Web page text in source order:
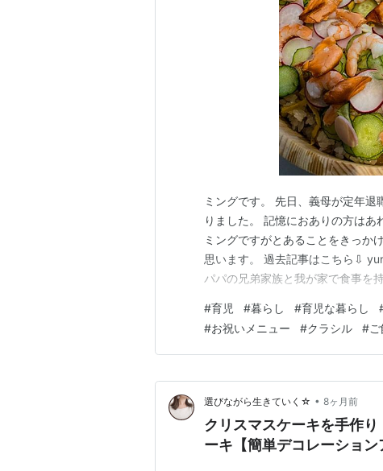
ミングです。 先日、義母が定年
りました。 記憶におありの方は
ミングですがとあることをきっか
思います。 過去記事はこちら⇩
パパの兄弟家族と我が家で食事を
を作っていきたいと思います。 私
作…
#育児 #暮らし #育児な暮らし
#お祝いメニュー #クラシル #
選びながら生きていく☆ • 8ヶ月前
クリスマスケーキを手作
ーキ【簡単デコレーション